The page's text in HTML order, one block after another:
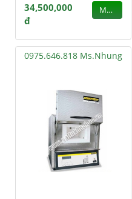
34,500,000
đ
MUA
0975.646.818 Ms.Nhung